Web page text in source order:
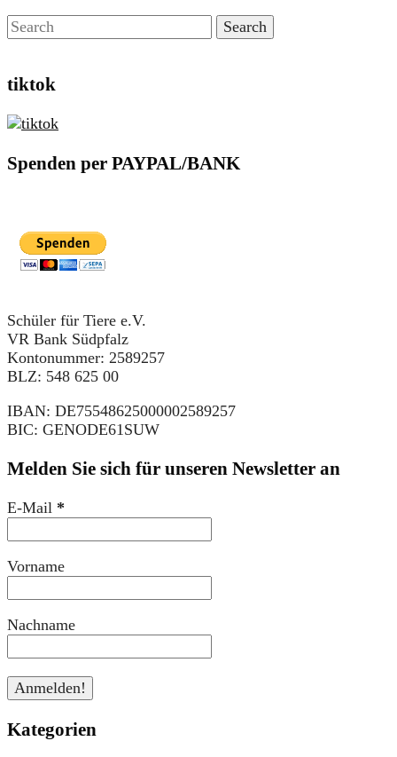
tiktok
Spenden per PAYPAL/BANK
Schüler für Tiere e.V.
VR Bank Südpfalz
Kontonummer: 2589257
BLZ: 548 625 00
IBAN: DE75548625000002589257
BIC: GENODE61SUW
Melden Sie sich für unseren Newsletter an
E-Mail *
Vorname
Nachname
Kategorien